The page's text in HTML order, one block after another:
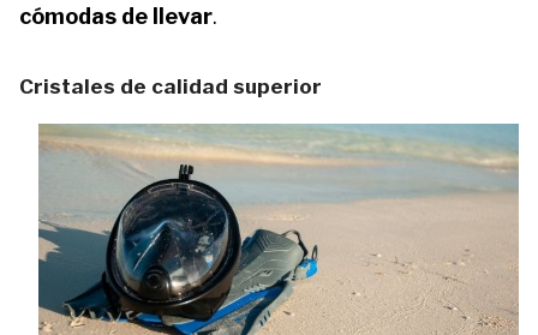
cómodas de llevar.
Cristales de calidad superior